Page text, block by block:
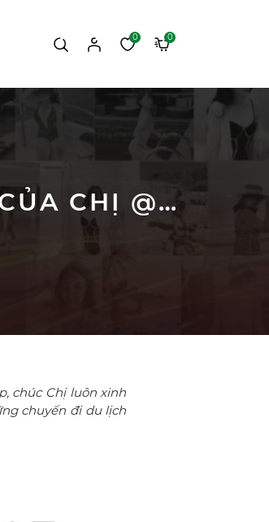
0 0
#513 FEEDBACK MẪU HAI MẢNH CẠP THẤP BASIC CỦA CHỊ @TRẦN NGUYỄN QUỲNH NHƯ
chúc Chị luôn xinh
chuyến đi du lịch